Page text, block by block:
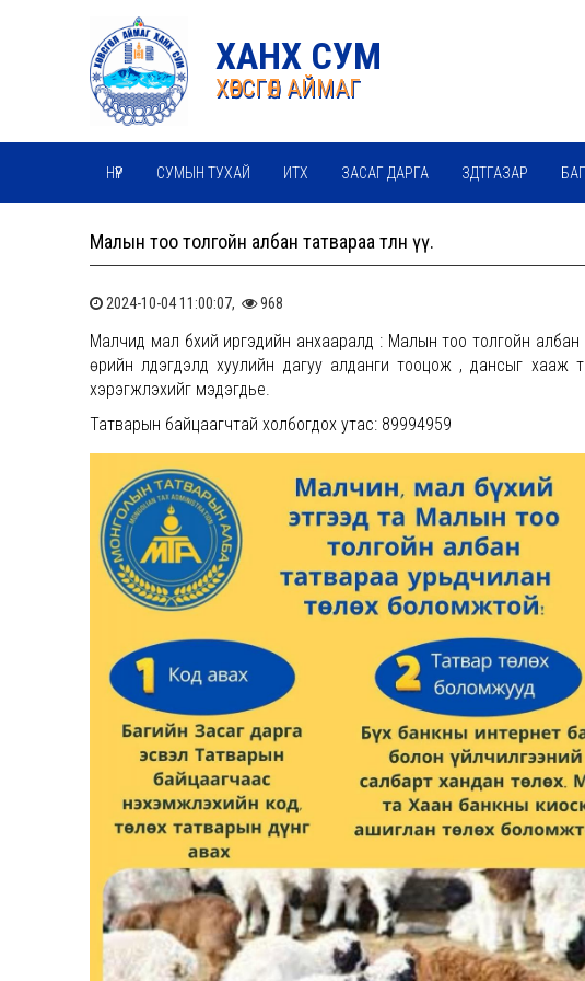
ХАНХ СУМ
ХӨВСГӨЛ АЙМАГ
НҮҮР СУМЫН ТУХАЙ ИТХ ЗАСАГ ДАРГА ЗДТГАЗАР
Mалын тоо толгойн албан татвараа төлнө үү.
2024-10-04 11:00:07, 968
Малчид мал бүхий иргэдийн анхааралд : Mалын тоо толгойн
өрийн үлдэгдэлд хуулийн дагуу алданги тооцож , дансыг хааж
хэрэгжүүлэхийг мэдэгдье.
Татварын байцаагчтай холбогдох утас: 89994959